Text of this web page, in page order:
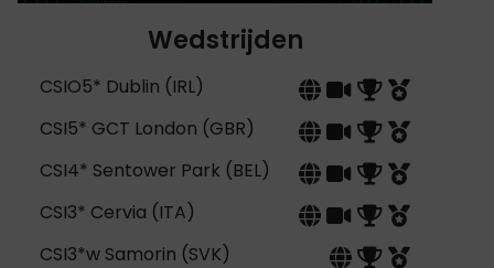
Wedstrijden
CSIO5* Dublin (IRL)
CSI5* GCT London (GBR)
CSI4* Sentower Park (BEL)
CSI3* Cervia (ITA)
CSI3*w Samorin (SVK)